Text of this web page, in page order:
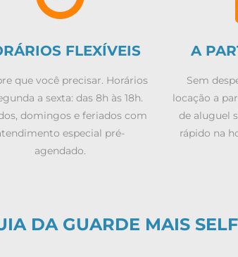
FLEXÍVEIS
que você precisar. Horários
a sexta: das 8h às 18h.
domingos e feriados com
especial pré-
agendado.
A
Sem
locação a
de aluguel
rápido na
DA GUARDE MAIS